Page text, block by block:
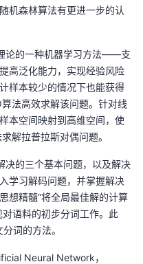
机森林算法有更进一步的认
的一种机器学习方法——支
高泛化能力，实现经验风险
样本较少的情况下也能获得
法高效求解该问题。针对线
本空间映射到高维空间，使
解拉普拉斯对偶问题。
的三个基本问题，以及解决
学习解码问题，并掌握解决
想精髓“将全局最佳解的计算
语料的初步分词工作。此
词的方法。
Neural Network，